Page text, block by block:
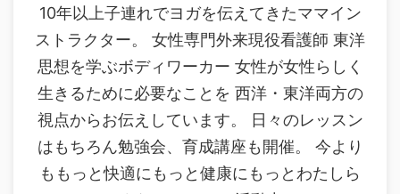
10年以上子連れでヨガを伝えてきたママイン
ストラクター。 女性専門外来現役看護師 東洋
思想を学ぶボディワーカー 女性が女性らしく
生きるために必要なことを 西洋・東洋両方の
視点からお伝えしています。 日々のレッスン
はもちろん勉強会、育成講座も開催。 今より
ももっと快適にもっと健康にもっとわたしら